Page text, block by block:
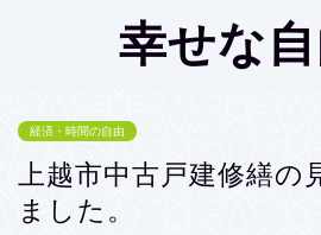
幸せな
経済・時間の自由
上越市中古戸建修繕の
ました。